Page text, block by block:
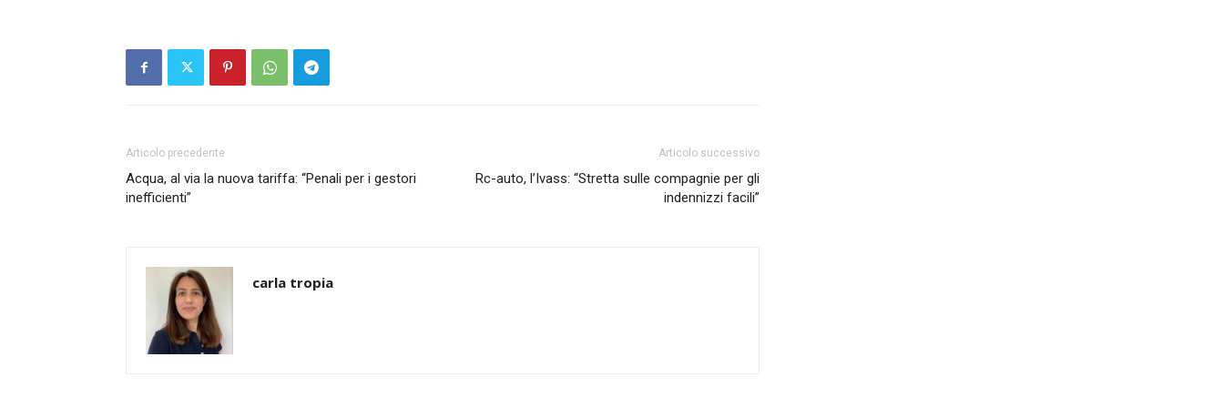
Articolo precedente
Acqua, al via la nuova tariffa: “Penali per i gestori
inefficienti”
Articolo successivo
Rc-auto, l’Ivass: “Stretta sulle compagnie per gli
indennizzi facili”
carla tropia